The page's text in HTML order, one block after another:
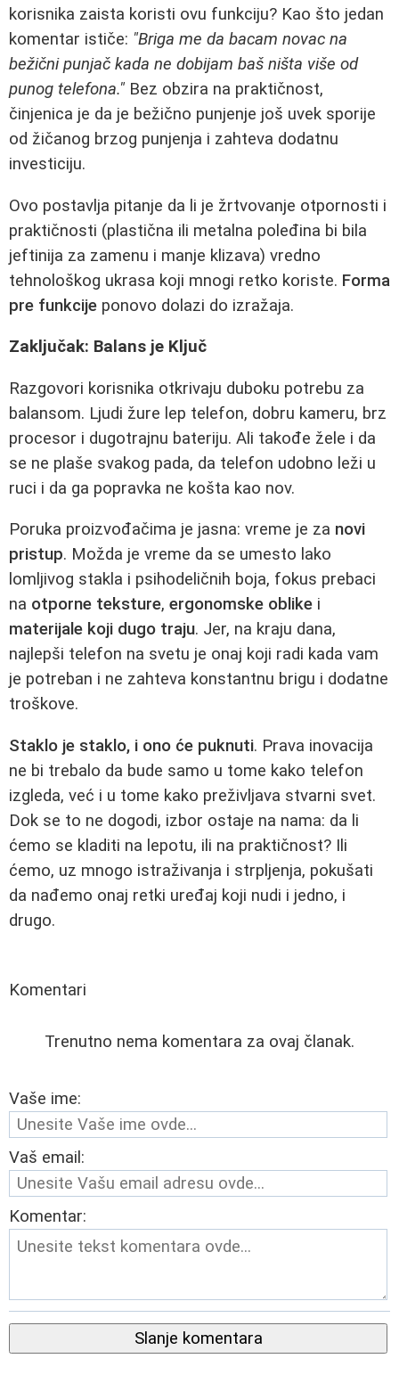
korisnika zaista koristi ovu funkciju? Kao što jedan
komentar ističe: "Briga me da bacam novac na
bežični punjač kada ne dobijam baš ništa više od
punog telefona." Bez obzira na praktičnost,
činjenica je da je bežično punjenje još uvek sporije
od žičanog brzog punjenja i zahteva dodatnu
investiciju.
Ovo postavlja pitanje da li je žrtvovanje otpornosti i
praktičnosti (plastična ili metalna poleđina bi bila
jeftinija za zamenu i manje klizava) vredno
tehnološkog ukrasa koji mnogi retko koriste. Forma
pre funkcije ponovo dolazi do izražaja.
Zaključak: Balans je Ključ
Razgovori korisnika otkrivaju duboku potrebu za
balansom. Ljudi žure lep telefon, dobru kameru, brz
procesor i dugotrajnu bateriju. Ali takođe žele i da
se ne plaše svakog pada, da telefon udobno leži u
ruci i da ga popravka ne košta kao nov.
Poruka proizvođačima je jasna: vreme je za novi
pristup. Možda je vreme da se umesto lako
lomljivog stakla i psihodeličnih boja, fokus prebaci
na otporne teksture, ergonomske oblike i
materijale koji dugo traju. Jer, na kraju dana,
najlepši telefon na svetu je onaj koji radi kada vam
je potreban i ne zahteva konstantnu brigu i dodatne
troškove.
Staklo je staklo, i ono će puknuti. Prava inovacija
ne bi trebalo da bude samo u tome kako telefon
izgleda, već i u tome kako preživljava stvarni svet.
Dok se to ne dogodi, izbor ostaje na nama: da li
ćemo se kladiti na lepotu, ili na praktičnost? Ili
ćemo, uz mnogo istraživanja i strpljenja, pokušati
da nađemo onaj retki uređaj koji nudi i jedno, i
drugo.
Komentari
Trenutno nema komentara za ovaj članak.
Vaše ime:
Vaš email:
Komentar:
Slanje komentara